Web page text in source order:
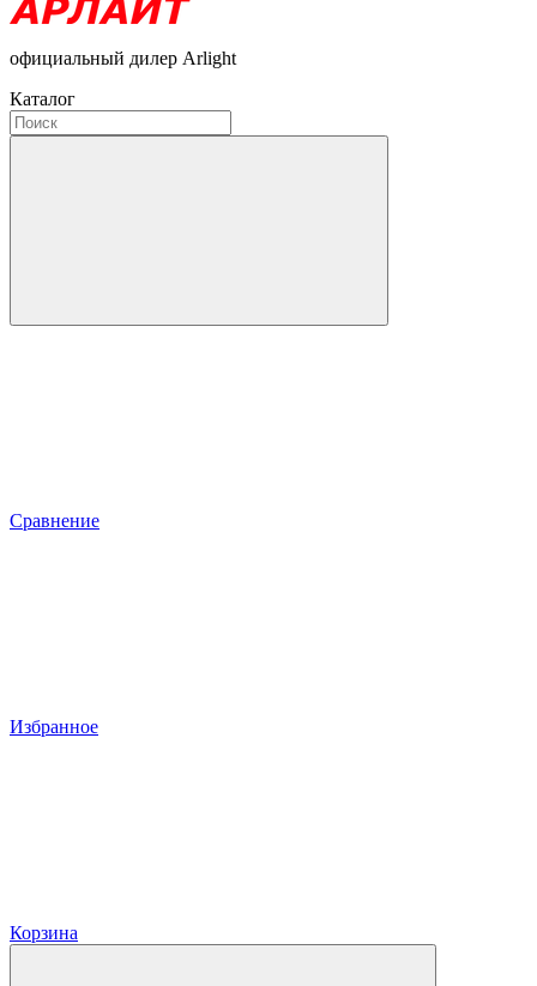
официальный дилер Arlight
Каталог
Сравнение
Избранное
Корзина